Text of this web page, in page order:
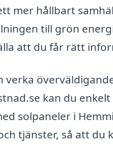
mer hållbart
till grön
att du får rätt
kan du
solpaneler i
tjänster, så att du